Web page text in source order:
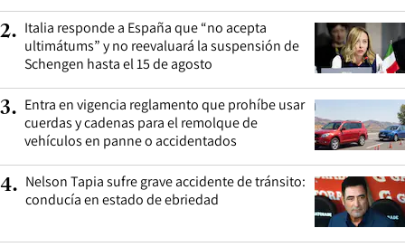
2. Italia responde a España que “no acepta
ultimátums” y no reevaluará la suspensión de
Schengen hasta el 15 de agosto
3. Entra en vigencia reglamento que prohíbe usar
cuerdas y cadenas para el remolque de
vehículos en panne o accidentados
4. Nelson Tapia sufre grave accidente de tránsito:
conducía en estado de ebriedad